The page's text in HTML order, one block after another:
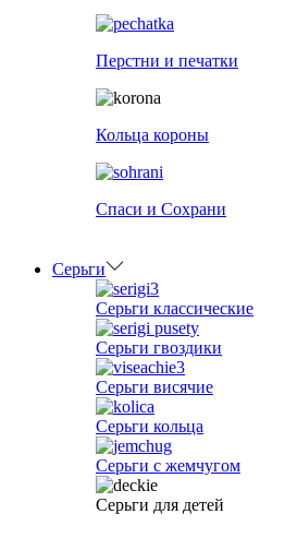
Перстни и печатки
Кольца короны
Спаси и Сохрани
Серьги
Серьги классические
Серьги гвоздики
Серьги висячие
Серьги кольца
Серьги с жемчугом
Серьги для детей